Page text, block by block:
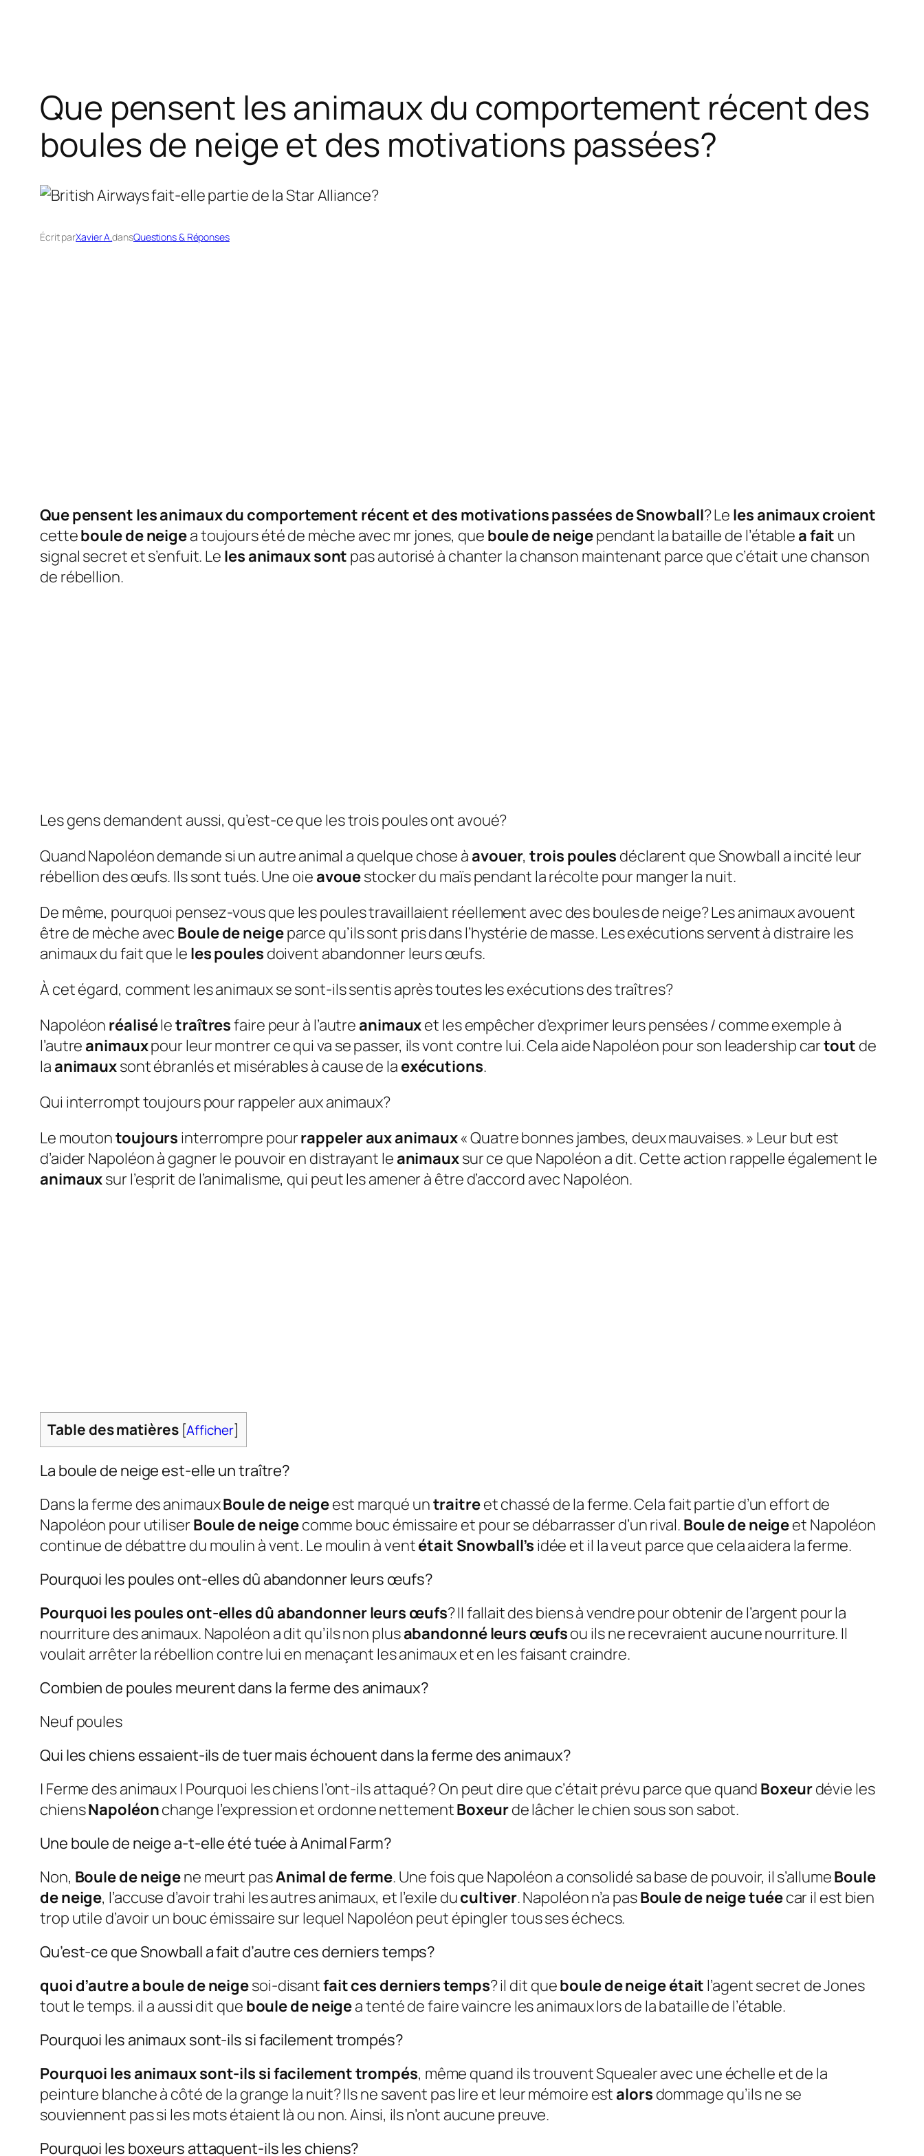
Que pensent les animaux du comportement récent des
boules de neige et des motivations passées?
Écrit parXavier A.dansQuestions & Réponses
Que pensent les animaux du comportement récent et des motivations passées de Snowball? Le les animaux croient
cetteboule de neigea toujours été de mèche avec mr jones, que boule de neigependant la bataille de l’établea fait un
signal secret et s’enfuit. Le les animaux sont pas autorisé à chanter la chanson maintenant parce que c’était une chanson
de rébellion.
Les gens demandent aussi, qu’est-ce que les trois poules ont avoué?
Quand Napoléon demande si un autre animal a quelque chose àavouer,trois poules déclarent que Snowball a incité leur
rébellion des œufs. Ils sont tués. Une oieavouestocker du maïs pendant la récolte pour manger la nuit.
De même, pourquoi pensez-vous que les poules travaillaient réellement avec des boules de neige?Les animaux avouent
être de mèche avec Boule de neigeparce qu’ils sont pris dans l’hystérie de masse. Les exécutions servent à distraire les
animaux du fait que le les poules doivent abandonner leurs œufs.
À cet égard, comment les animaux se sont-ils sentis après toutes les exécutions des traîtres?
Napoléon réaliséletraîtresfaire peur à l’autreanimauxet les empêcher d’exprimer leurs pensées / comme exemple à
l’autreanimauxpour leur montrer ce qui va se passer, ils vont contre lui. Cela aide Napoléon pour son leadership cartout de
laanimauxsont ébranlés et misérables à cause de la exécutions.
Qui interrompt toujours pour rappeler aux animaux?
Le moutontoujours interrompre pourrappeler aux animaux« Quatre bonnes jambes, deux mauvaises. » Leur but est
d’aider Napoléon à gagner le pouvoir en distrayant leanimauxsur ce que Napoléon a dit. Cette action rappelle également le
animauxsur l’esprit de l’animalisme, qui peut les amener à être d’accord avec Napoléon.
Table des matières [Afficher]
La boule de neige est-elle un traître?
Dans la ferme des animauxBoule de neigeest marqué untraitreet chassé de la ferme. Cela fait partie d’un effort de
Napoléon pour utiliser Boule de neigecomme bouc émissaire et pour se débarrasser d’un rival. Boule de neigeet Napoléon
continue de débattre du moulin à vent. Le moulin à ventétait Snowball’s idée et il la veut parce que cela aidera la ferme.
Pourquoi les poules ont-elles dû abandonner leurs œufs?
Pourquoi les poules ont-elles dû abandonner leurs œufs? Il fallait des biens à vendre pour obtenir de l’argent pour la
nourriture des animaux. Napoléon a dit qu’ils non plusabandonné leurs œufsou ils ne recevraient aucune nourriture. Il
voulait arrêter la rébellion contre lui en menaçant les animaux et en les faisant craindre.
Combien de poules meurent dans la ferme des animaux?
Neuf poules
Qui les chiens essaient-ils de tuer mais échouent dans la ferme des animaux?
| Ferme des animaux | Pourquoi les chiens l’ont-ils attaqué? On peut dire que c’était prévu parce que quand Boxeurdévie les
chiensNapoléonchange l’expression et ordonne nettementBoxeurde lâcher le chien sous son sabot.
Une boule de neige a-t-elle été tuée à Animal Farm?
Non, Boule de neigene meurt pasAnimal de ferme. Une fois que Napoléon a consolidé sa base de pouvoir, il s’allumeBoule
de neige, l’accuse d’avoir trahi les autres animaux, et l’exile ducultiver. Napoléon n’a pasBoule de neige tuéecar il est bien
trop utile d’avoir un bouc émissaire sur lequel Napoléon peut épingler tous ses échecs.
Qu’est-ce que Snowball a fait d’autre ces derniers temps?
quoi d’autre a boule de neigesoi-disantfait ces derniers temps? il dit queboule de neige était l’agent secret de Jones
tout le temps. il a aussi dit que boule de neigea tenté de faire vaincre les animaux lors de la bataille de l’étable.
Pourquoi les animaux sont-ils si facilement trompés?
Pourquoi les animaux sont-ils si facilement trompés, même quand ils trouvent Squealer avec une échelle et de la
peinture blanche à côté de la grange la nuit? Ils ne savent pas lire et leur mémoire estalors dommage qu’ils ne se
souviennent pas si les mots étaient là ou non. Ainsi, ils n’ont aucune preuve.
Pourquoi les boxeurs attaquent-ils les chiens?